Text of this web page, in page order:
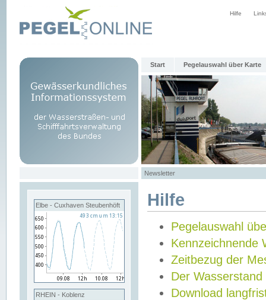
Hilfe
Start Pegelauswahl über Karte
Newsletter
Elbe - Cuxhaven Steubenhöft
RHEIN - Koblenz
Hilfe
Pegelauswahl
Kennzeichnende
Zeitbezug der
Der Wasserstand
Download